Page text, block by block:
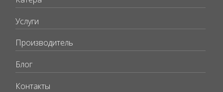
Услуги
Производитель
Блог
Контакты